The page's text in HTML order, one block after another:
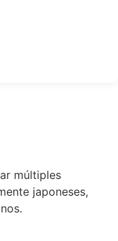
múltiples
japoneses,